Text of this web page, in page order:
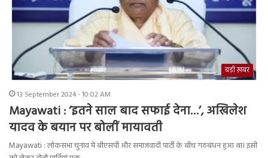
बड़ी ख़बर
13 September 2024 - 10:02 AM
Mayawati : ‘इतने साल बाद सफाई देना…’, अखिलेश
यादव के बयान पर बोलीं मायावती
Mayawati : लोकसभा चुनाव में बीएसपी और समाजवादी पार्टी के बीच गठबंधन हुआ था। इसी